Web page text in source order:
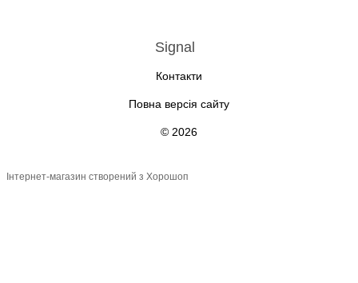
Signal
Контакти
Повна версія сайту
© 2026
Інтернет-магазин створений з Хорошоп